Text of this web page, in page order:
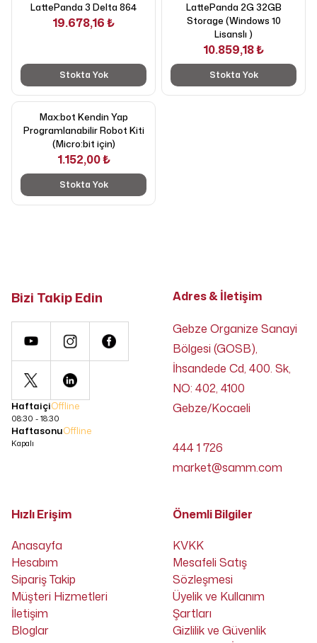
LattePanda 3 Delta 864
19.678,16 ₺
Stokta Yok
LattePanda 2G 32GB
Storage (Windows 10
Lisanslı )
10.859,18 ₺
Stokta Yok
Max:bot Kendin Yap
Programlanabilir Robot Kiti
(Micro:bit için)
1.152,00 ₺
Stokta Yok
Bizi Takip Edin
HaftaiçiOffline
08:30 - 18:30
HaftasonuOffline
Kapalı
Adres & İletişim
Gebze Organize Sanayi
Bölgesi (GOSB),
İhsandede Cd, 400. Sk,
NO: 402, 4100
Gebze/Kocaeli
444 1 726
market@samm.com
Hızlı Erişim
Anasayfa
Hesabım
Sipariş Takip
Müşteri Hizmetleri
İletişim
Bloglar
Önemli Bilgiler
KVKK
Mesafeli Satış
Sözleşmesi
Üyelik ve Kullanım
Şartları
Gizlilik ve Güvenlik